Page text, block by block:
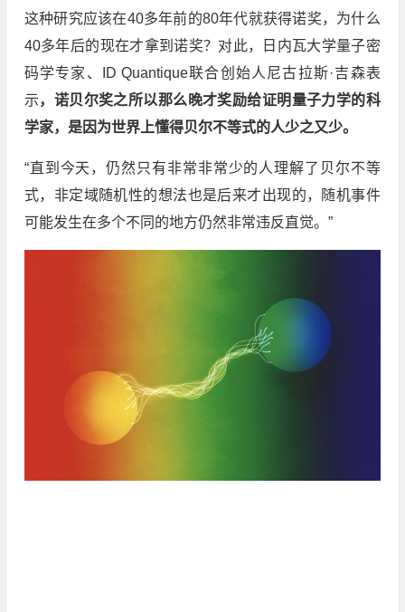
这种研究应该在40多年前的80年代就获得诺奖，为什么
40多年后的现在才拿到诺奖？对此，日内瓦大学量子密
码学专家、ID Quantique联合创始人尼古拉斯·吉森表
示，诺贝尔奖之所以那么晚才奖励给证明量子力学的科
学家，是因为世界上懂得贝尔不等式的人少之又少。
“直到今天，仍然只有非常非常少的人理解了贝尔不等
式，非定域随机性的想法也是后来才出现的，随机事件
可能发生在多个不同的地方仍然非常违反直觉。”